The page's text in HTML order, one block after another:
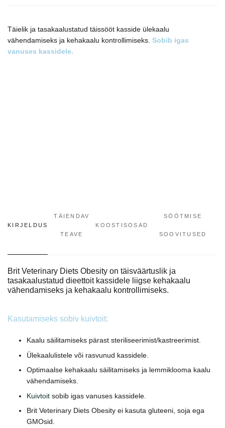
Täielik ja tasakaalustatud täissööt kasside ülekaalu
vähendamiseks ja kehakaalu kontrollimiseks. Sobib igas
vanuses kassidele.
KIRJELDUS
TÄIENDAV
TEAVE
KOOSTISOSAD
SÖÖTMISE
SOOVITUSED
Brit Veterinary Diets Obesity on täisväärtuslik ja
tasakaalustatud dieettoit kassidele liigse kehakaalu
vähendamiseks ja kehakaalu kontrollimiseks.
Kasutamiseks sobiv kuivtoit:
Kaalu säilitamiseks pärast steriliseerimist/kastreerimist.
Ülekaalulistele või rasvunud kassidele.
Optimaalse kehakaalu säilitamiseks ja lemmiklooma kaalu
vähendamiseks.
Kuivtoitsobib igas vanuses kassidele.
Brit Veterinary Diets Obesity ei kasuta gluteeni, soja ega
GMOsid.